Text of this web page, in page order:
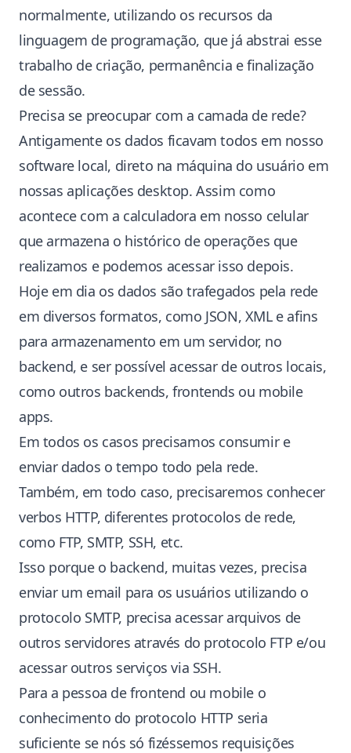
normalmente, utilizando os recursos da
linguagem de programação, que já abstrai esse
trabalho de criação, permanência e finalização
de sessão.
Precisa se preocupar com a camada de rede?
Antigamente os dados ficavam todos em nosso
software local, direto na máquina do usuário em
nossas aplicações desktop. Assim como
acontece com a calculadora em nosso celular
que armazena o histórico de operações que
realizamos e podemos acessar isso depois.
Hoje em dia os dados são trafegados pela rede
em diversos formatos, como JSON, XML e afins
para armazenamento em um servidor, no
backend, e ser possível acessar de outros locais,
como outros backends, frontends ou mobile
apps.
Em todos os casos precisamos consumir e
enviar dados o tempo todo pela rede.
Também, em todo caso, precisaremos conhecer
verbos HTTP, diferentes protocolos de rede,
como FTP, SMTP, SSH, etc.
Isso porque o backend, muitas vezes, precisa
enviar um email para os usuários utilizando o
protocolo SMTP, precisa acessar arquivos de
outros servidores através do protocolo FTP e/ou
acessar outros serviços via SSH.
Para a pessoa de frontend ou mobile o
conhecimento do protocolo HTTP seria
suficiente se nós só fizéssemos requisições